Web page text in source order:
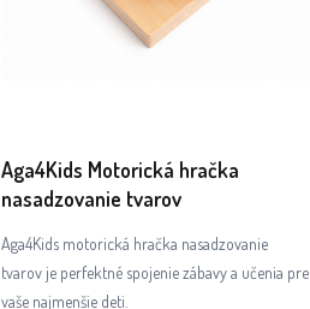
Aga4Kids Motorická hračka
nasadzovanie tvarov
Aga4Kids motorická hračka nasadzovanie
tvarov je perfektné spojenie zábavy a učenia pre
vaše najmenšie deti.